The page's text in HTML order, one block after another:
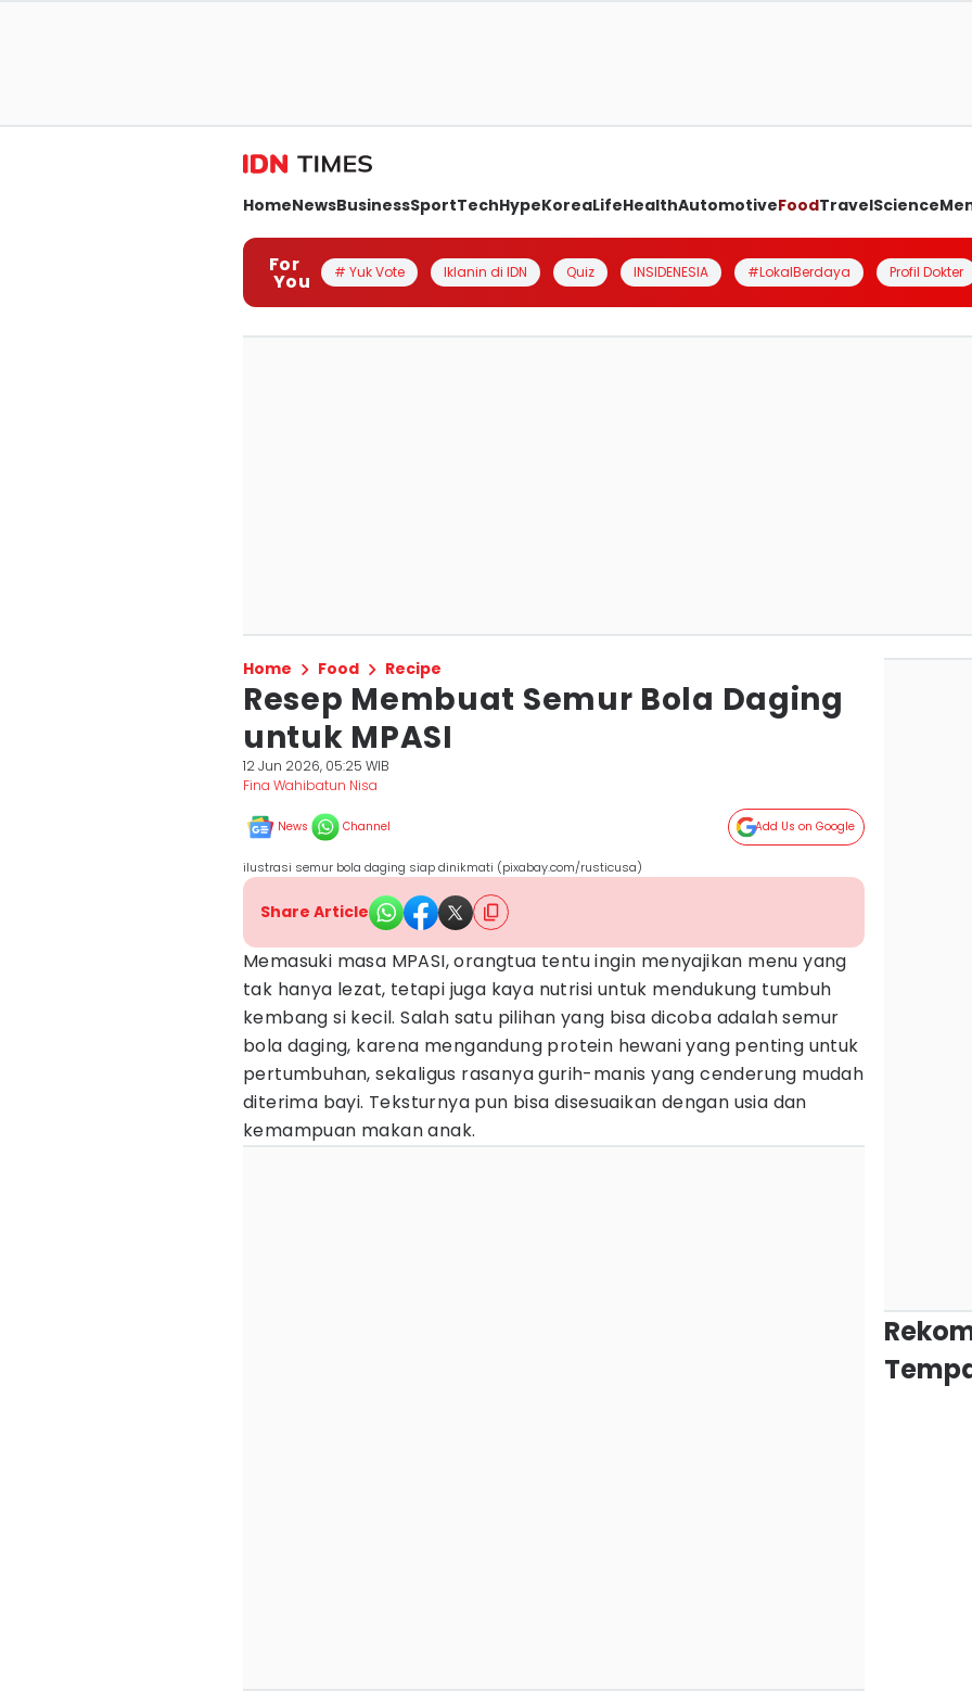
HomeNewsBusinessSportTechHypeKoreaLifeHealthAutomotiveFoodTravelScience
For
You # Yuk Vote Iklanin di IDN Quiz INSIDENESIA #LokalBerdaya Profil Dokter
Home Food Recipe
Resep Membuat Semur Bola Daging
untuk MPASI
12 Jun 2026, 05:25 WIB
Fina Wahibatun Nisa
News Channel Add Us on Google
ilustrasi semur bola daging siap dinikmati (pixabay.com/rusticusa)
Share Article
Memasuki masa MPASI, orangtua tentu ingin menyajikan menu yang
tak hanya lezat, tetapi juga kaya nutrisi untuk mendukung tumbuh
kembang si kecil. Salah satu pilihan yang bisa dicoba adalah semur
bola daging, karena mengandung protein hewani yang penting untuk
pertumbuhan, sekaligus rasanya gurih-manis yang cenderung mudah
diterima bayi. Teksturnya pun bisa disesuaikan dengan usia dan
kemampuan makan anak.